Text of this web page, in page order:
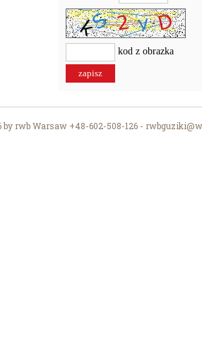
kod z obrazka
rwb Warsaw +48-602-508-126 -